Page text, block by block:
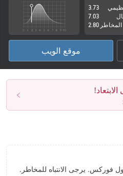
3.73
7.03
2.80
موقع الويب
فوركس. يرجى الانتباه للمخاطر.